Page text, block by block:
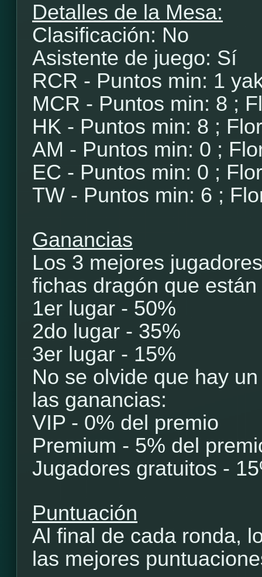
Detalles de la Mesa:
Clasificación: No
Asistente de juego: Sí
RCR - Puntos min: 1
MCR - Puntos min: 8 ;
HK - Puntos min: 8 ;
AM - Puntos min: 0 ;
EC - Puntos min: 0 ;
TW - Puntos min: 6 ;
Ganancias
Los 3 mejores
fichas dragón que
1er lugar - 50%
2do lugar - 35%
3er lugar - 15%
No se olvide que hay
las ganancias:
VIP - 0% del premio
Premium - 5% del
Jugadores gratuitos -
Puntuación
Al final de cada ronda,
las mejores